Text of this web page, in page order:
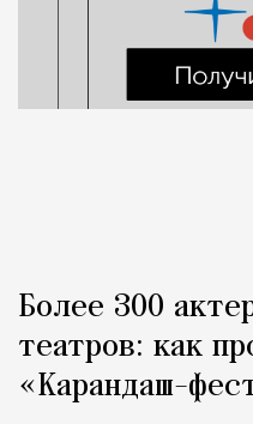
Более 300
театров: как
«Карандаш-